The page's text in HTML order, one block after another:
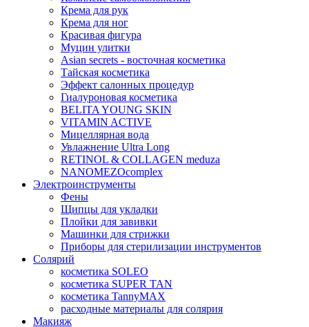
Крема для рук
Крема для ног
Красивая фигура
Муцин улитки
Asian seсrets - восточная косметика
Тайская косметика
Эффект салонных процедур
Гиалуроновая косметика
BELITA YOUNG SKIN
VITAMIN ACTIVE
Мицеллярная вода
Увлажнение Ultra Long
RETINOL & COLLAGEN meduza
NANOMEZOcomplex
Электроинструменты
Фены
Щипцы для укладки
Плойки для завивки
Машинки для стрижки
Приборы для стерилизации инструментов
Солярий
косметика SOLEO
косметика SUPER TAN
косметика TannyMAX
расходные материалы для солярия
Макияж